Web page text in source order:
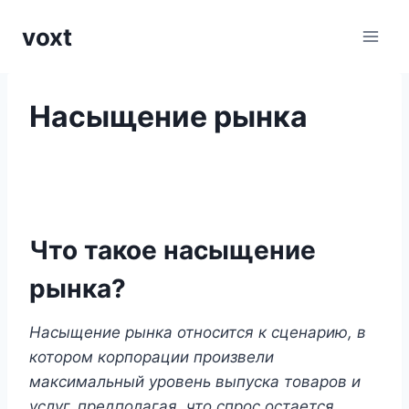
voxt
Насыщение рынка
Что такое насыщение
рынка?
Насыщение рынка относится к сценарию, в
котором корпорации произвели
максимальный уровень выпуска товаров и